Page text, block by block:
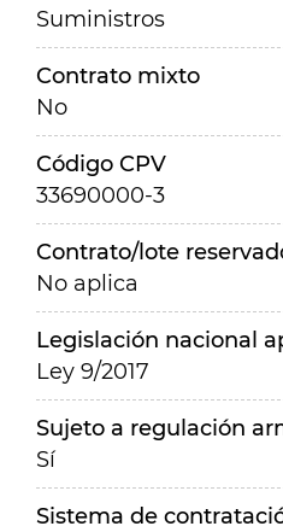
Suministros
Contrato mixto
No
Código CPV
33690000-3
Contrato/lote
No aplica
Legislación nacional
Ley 9/2017
Sujeto a regulación
Sí
Sistema de